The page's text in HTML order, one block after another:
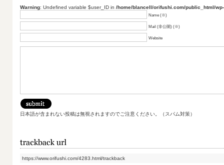
Warning: Undefined variable $user_ID in /home/blancell/orifushi.com/public_html/
Name (※)
Mail (非公開) (※)
Website
日本語が含まれない投稿は無視されますのでご注意ください。（スパム対策）
https://www.orifushi.com/4283.html/trackback